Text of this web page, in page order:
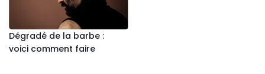
Dégradé de la barbe :
voici comment faire